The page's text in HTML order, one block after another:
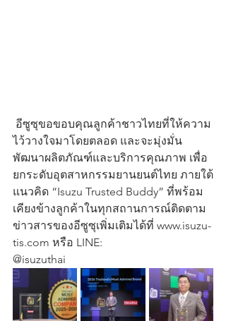
ไว้วางใจมาโดยตลอด และจะมุ่งมั่น
พัฒนาผลิตภัณฑ์และบริการคุณภาพ เพื่อ
ยกระดับอุตสาหกรรมยานยนต์ไทย ภายใต้
แนวคิด “Isuzu Trusted Buddy” ที่พร้อม
เคียงข้างลูกค้าในทุกสถานการณ์ติดตาม
ข่าวสารของอีซูซุเพิ่มเติมได้ที่ www.isuzu-
tis.com หรือ LINE:
@isuzuthai